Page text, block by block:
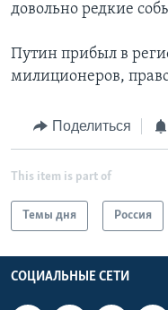
довольно редкие
Путин прибыл в
милиционеров,
Поделиться
This item is part of
Темы дня Россия
СОЦИАЛЬНЫЕ СЕТИ